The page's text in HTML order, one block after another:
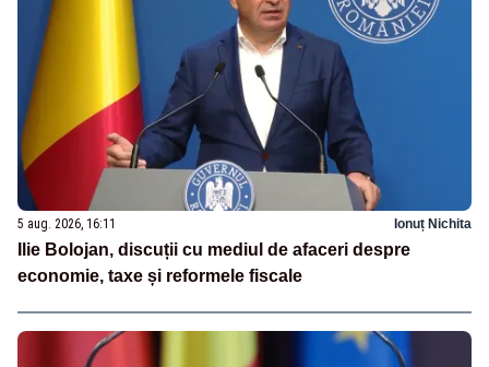
5 aug. 2026, 16:11 Ionuț Nichita
Ilie Bolojan, discuții cu mediul de afaceri despre
economie, taxe și reformele fiscale